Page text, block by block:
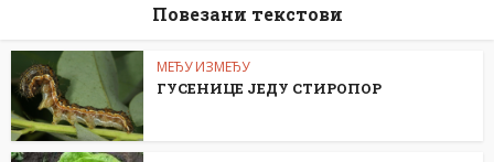
Повезани текстови
МЕЂУ ИЗМЕЂУ
ГУСЕНИЦЕ ЈЕДУ СТИРОПОР